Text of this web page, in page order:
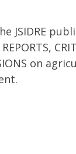
JSIDRE
on